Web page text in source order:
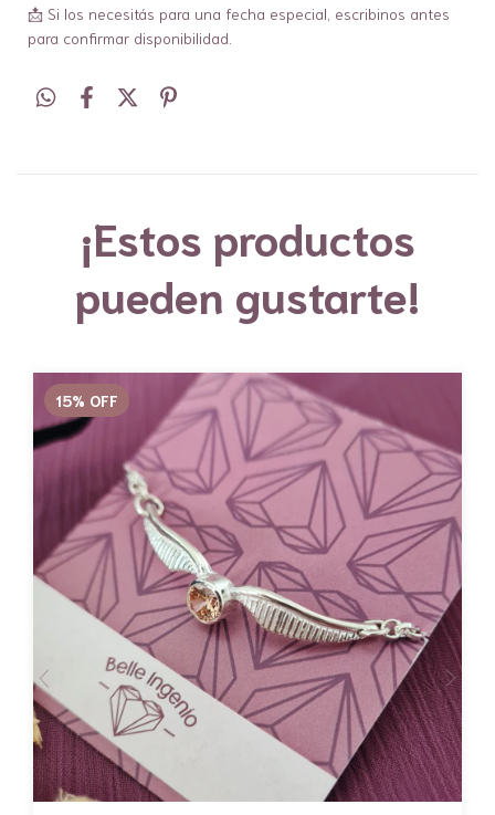
📩 Si los necesitás para una fecha especial, escribinos antes
para confirmar disponibilidad.
¡Estos productos
pueden gustarte!
15% OFF